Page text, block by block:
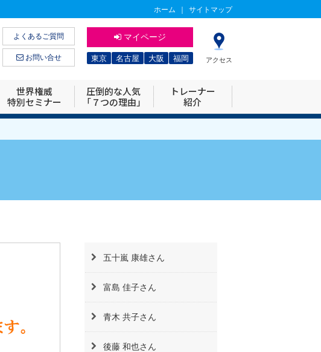
ホーム サイトマップ
よくあるご質問
お問い合せ
マイページ
東京 名古屋 大阪 福岡 アクセス
世界権威
特別セミナー
圧倒的な人気
「７つの理由」
トレーナー
紹介
五十嵐 康雄さん
富島 佳子さん
青木 共子さん
後藤 和也さん